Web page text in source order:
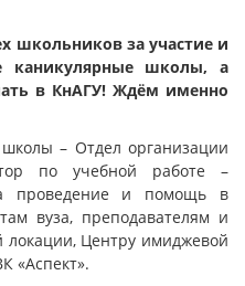
школьников за участие и
каникулярные школы, а
в КнАГУ! Ждём именно
– Отдел организации
по учебной работе –
проведение и помощь в
вуза, преподавателям и
локации, Центру имиджевой
«Аспект».